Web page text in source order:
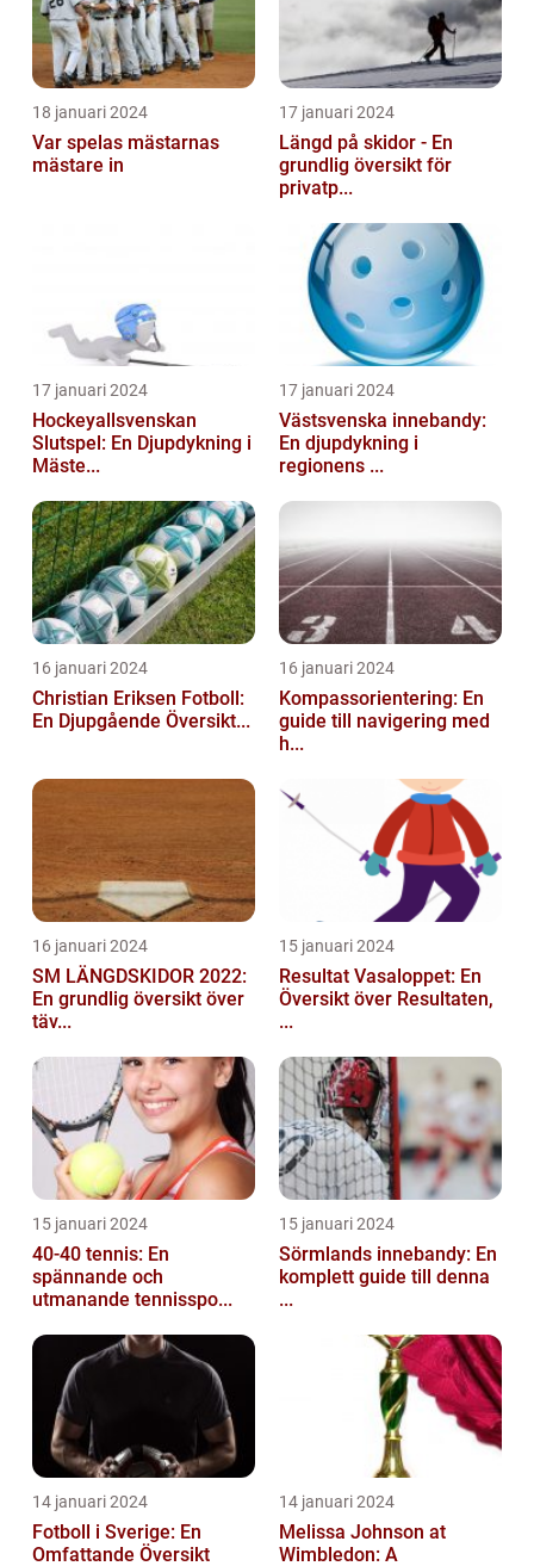
18 januari 2024
Var spelas mästarnas
mästare in
17 januari 2024
Längd på skidor - En
grundlig översikt för
privatp...
17 januari 2024
Hockeyallsvenskan
Slutspel: En Djupdykning i
Mäste...
17 januari 2024
Västsvenska innebandy:
En djupdykning i
regionens ...
16 januari 2024
Christian Eriksen Fotboll:
En Djupgående Översikt...
16 januari 2024
Kompassorientering: En
guide till navigering med
h...
16 januari 2024
SM LÄNGDSKIDOR 2022:
En grundlig översikt över
täv...
15 januari 2024
Resultat Vasaloppet: En
Översikt över Resultaten,
...
15 januari 2024
40-40 tennis: En
spännande och
utmanande tennisspo...
15 januari 2024
Sörmlands innebandy: En
komplett guide till denna
...
14 januari 2024
Fotboll i Sverige: En
Omfattande Översikt
14 januari 2024
Melissa Johnson at
Wimbledon: A